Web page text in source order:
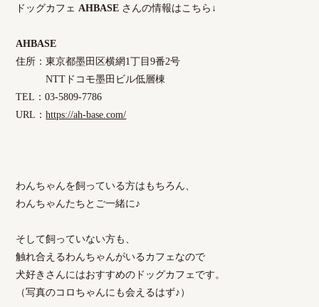
ドッグカフェAHBASE さんの情報はこちら↓
AHBASE
住所：東京都墨田区横網1丁目9番2号
NTTドコモ墨田ビル低層棟
TEL：03-5809-7786
URL：https://ah-base.com/
わんちゃんを飼っている方はもちろん、
わんちゃんたちとご一緒に♪
そして飼っていない方も、
触れ合えるわんちゃんがいるカフェなので
犬好きさんにはおすすめのドッグカフェです。
（写真のコロちゃんにも会えるはず♪）